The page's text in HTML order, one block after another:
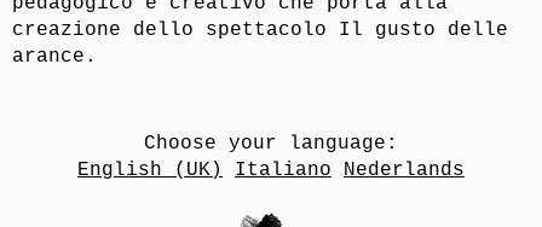
creazione dello spettacolo Il gusto delle
arance.
Choose your language:
English (UK)
Italiano Nederlands